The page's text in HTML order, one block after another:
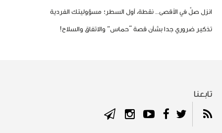
انزل صلِّ في الأقصى.. نقطة، أول السطر؛ مسؤوليتك الفردية
تذكير ضروري جدا بشأن قصة “حماس” والاتفاق والسلاح!
تابعنا